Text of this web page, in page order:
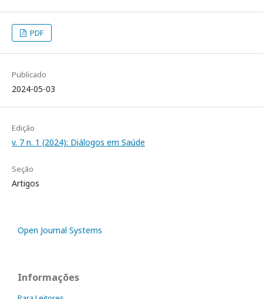
PDF
Publicado
2024-05-03
Edição
v. 7 n. 1 (2024): Diálogos em Saúde
Seção
Artigos
Open Journal Systems
Informações